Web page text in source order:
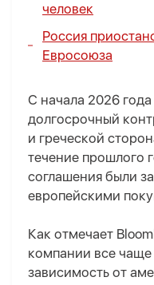
человек
Россия
Евросоюза
С начала 2026
долгосрочный
и греческой
течение прошлого
соглашения были
европейскими
Как отмечает
компании все чаще
зависимость от